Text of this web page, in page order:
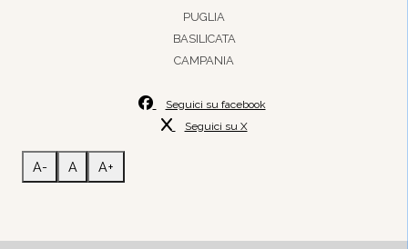
PUGLIA
BASILICATA
CAMPANIA
Seguici su facebook
Seguici su X
A- A A+